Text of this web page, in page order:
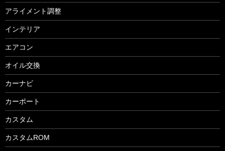
アライメント調整
インテリア
エアコン
オイル交換
カーナビ
カーポート
カスタム
カスタムROM